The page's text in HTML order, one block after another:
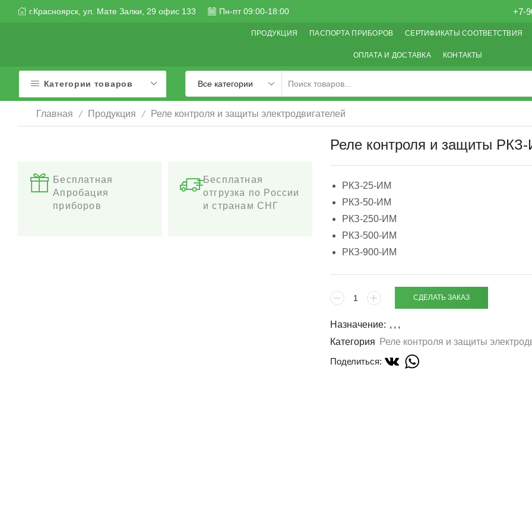
г.Красноярск, ул. Мате Залки, 29 офис 133 Пн-пт 09:00-18:00 +7-
ПРОДУКЦИЯ ПАСПОРТА ПРИБОРОВ СЕРТИФИКАТЫ СООТВЕТСТВИЯ
ОПЛАТА И ДОСТАВКА КОНТАКТЫ
Категории товаров
Главная / Продукция / Реле контроля и защиты электродвигателей
Бесплатная
Апробация
приборов
Бесплатная
отгрузка по России
и странам СНГ
Реле контроля и защиты
РКЗ-25-ИМ
РКЗ-50-ИМ
РКЗ-250-ИМ
РКЗ-500-ИМ
РКЗ-900-ИМ
СДЕЛАТЬ ЗАКАЗ
Назначение: , , ,
Категория
Реле контроля и защиты
Поделиться: